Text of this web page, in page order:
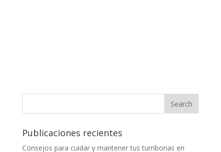
Publicaciones recientes
Consejos para cuidar y mantener tus tumbonas en